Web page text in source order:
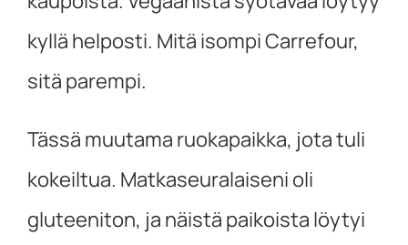
kyllä helposti. Mitä isompi Carrefour,
sitä parempi.
Tässä muutama ruokapaikka, jota tuli
kokeiltua. Matkaseuralaiseni oli
gluteeniton, ja näistä paikoista löytyi